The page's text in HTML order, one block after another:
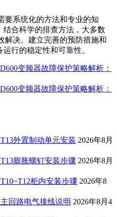
要系统化的方法和专业的知
合科学的排查方法，大多数
解决。建立完善的预防措施和
行的稳定性和可靠性。
变频器故障保护策略解析：
变频器故障保护策略解析：
外置制动单元安装 2026年8月
膨胀螺钉安装步骤 2026年8月
柜内安装步骤 2026年8
回路电气接线说明 2026年8月4